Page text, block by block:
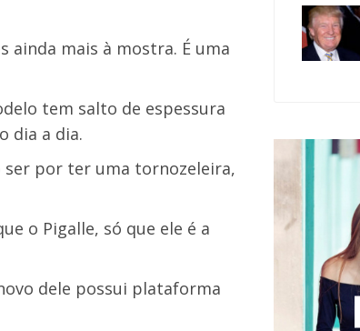
mais à mostra. É uma
tem salto de espessura
dia a dia.
ser por ter uma tornozeleira,
o Pigalle, só que ele é a
dele possui plataforma